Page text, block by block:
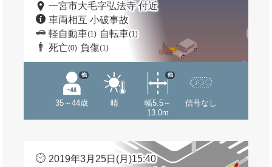
一宮市大毛字弘法寺 付近
車両相互 小破事故
軽自動車(1) 自転車(1)
死亡(0) 負傷(1)
35～44歳
他
晴
幅5.5～
13.0m
他
信号なし
2019年3月25日(月)15:40